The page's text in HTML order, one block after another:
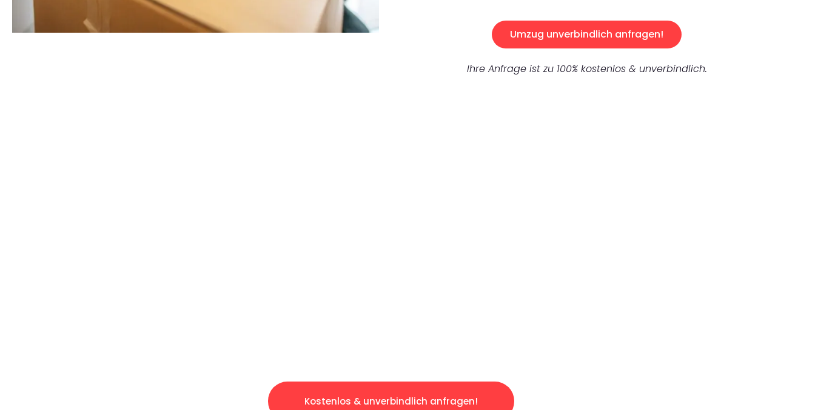
Umzug unverbindlich anfragen!
Ihre Anfrage ist zu 100% kostenlos & unverbindlich.
Kostenlos & unverbindlich anfragen!